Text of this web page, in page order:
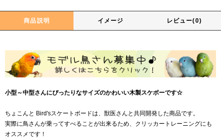
商品説明 イメージ レビュー(0)
小型～中型さんにぴったりなサイズのかわいい木製スケボーです☆
ちょこんと Bird'sスケートボードは、獣医さんと共同開発した商品です。
実際に鳥さんが乗ってすべることが出来るため、クリッカートレーニングにも
オススメです！